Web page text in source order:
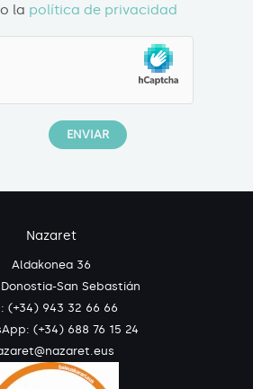
la política de privacidad
Nazaret
Aldakonea 36
Donostia-San Sebastián
(+34) 943 32 66 66
(+34) 688 76 15 24